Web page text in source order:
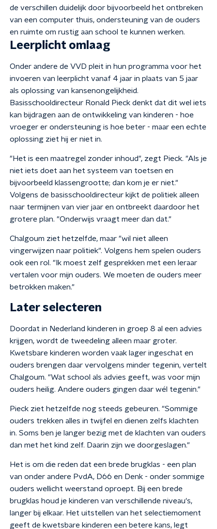
de verschillen duidelijk door bijvoorbeeld het ontbreken
van een computer thuis, ondersteuning van de ouders
en ruimte om rustig aan school te kunnen werken.
Leerplicht omlaag
Onder andere de VVD pleit in hun programma voor het
invoeren van leerplicht vanaf 4 jaar in plaats van 5 jaar
als oplossing van kansenongelijkheid.
Basisschooldirecteur Ronald Pieck denkt dat dit wel iets
kan bijdragen aan de ontwikkeling van kinderen - hoe
vroeger er ondersteuning is hoe beter - maar een echte
oplossing ziet hij er niet in.
"Het is een maatregel zonder inhoud", zegt Pieck. "Als je
niet iets doet aan het systeem van toetsen en
bijvoorbeeld klassengrootte; dan kom je er niet."
Volgens de basisschooldirecteur kijkt de politiek alleen
naar termijnen van vier jaar en ontbreekt daardoor het
grotere plan. "Onderwijs vraagt meer dan dat."
Chalgoum ziet hetzelfde, maar "wil niet alleen
vingerwijzen naar politiek". Volgens hem spelen ouders
ook een rol. "Ik moest zelf gesprekken met een leraar
vertalen voor mijn ouders. We moeten de ouders meer
betrokken maken."
Later selecteren
Doordat in Nederland kinderen in groep 8 al een advies
krijgen, wordt de tweedeling alleen maar groter.
Kwetsbare kinderen worden vaak lager ingeschat en
ouders brengen daar vervolgens minder tegenin, vertelt
Chalgoum. "Wat school als advies geeft, was voor mijn
ouders heilig. Andere ouders gingen daar wél tegenin."
Pieck ziet hetzelfde nog steeds gebeuren. "Sommige
ouders trekken alles in twijfel en dienen zelfs klachten
in. Soms ben je langer bezig met de klachten van ouders
dan met het kind zelf. Daarin zijn we doorgeslagen."
Het is om die reden dat een brede brugklas - een plan
van onder andere PvdA, D66 en Denk - onder sommige
ouders wellicht weerstand oproept. Bij een brede
brugklas houd je kinderen van verschillende niveau's,
langer bij elkaar. Het uitstellen van het selectiemoment
geeft de kwetsbare kinderen een betere kans, legt